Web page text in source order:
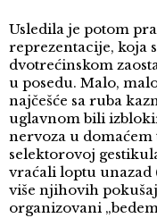
Usledila je potom
reprezentacije, koja
dvotrećinskom
u posedu. Malo,
najčešće sa ruba
uglavnom bili
nervoza u domaćem
selektorovoj
vraćali loptu unazad
više njihovih
organizovani